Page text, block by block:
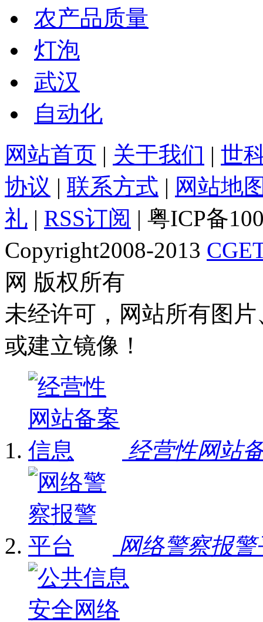
农产品质量
灯泡
武汉
自动化
网站首页 | 关于我们 | 世
协议 | 联系方式 | 网站地
礼 | RSS订阅 | 粤ICP备
Copyright2008-2013
网 版权所有
未经许可，网站所有图
或建立镜像！
经营性网站
网络警察报警